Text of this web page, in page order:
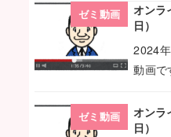
ゼミ動画
オンラ
日）
2024
動画で
ゼミ動画
オンラ
日）